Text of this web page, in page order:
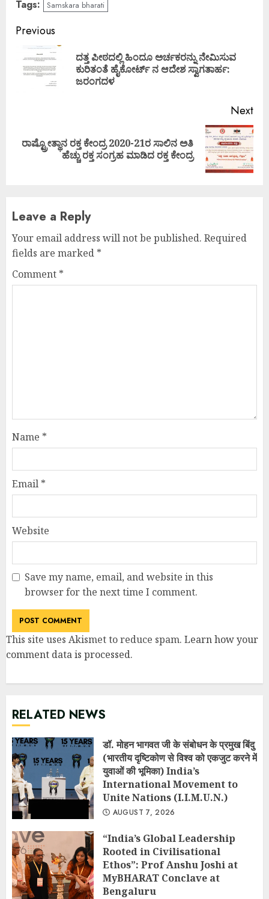
Tags: Samskara bharati
Continue
Reading
Previous
ದತ್ತ ಪೀಠದಲ್ಲಿ ಹಿಂದೂ ಅರ್ಚಕರನ್ನು ನೇಮಿಸುವ
ಕುರಿತಂತೆ ಹೈಕೋರ್ಟ್ ನ ಆದೇಶ ಸ್ವಾಗತಾರ್ಹ:
ಜರಂಗದಳ
Next
Next
ರಾಷ್ಟ್ರೋತ್ಥಾನ ರಕ್ತ ಕೇಂದ್ರ 2020-21ರ ಸಾಲಿನ ಅತಿ
ಹೆಚ್ಚು ರಕ್ತ ಸಂಗ್ರಹ ಮಾಡಿದ ರಕ್ತ ಕೇಂದ್ರ
Leave a Reply
Your email address will not be published. Required
fields are marked *
Comment *
Name *
Email *
Website
Save my name, email, and website in this
browser for the next time I comment.
This site uses Akismet to reduce spam. Learn how your
comment data is processed.
RELATED NEWS
डॉ. मोहन भागवत जी के संबोधन के प्रमुख बिंदु
(भारतीय दृष्टिकोण से विश्व को एकजुट करने में
युवाओं की भूमिका) India’s
International Movement to
Unite Nations (I.I.M.U.N.)
AUGUST 7, 2026
“India’s Global Leadership
Rooted in Civilisational
Ethos”: Prof Anshu Joshi at
MyBHARAT Conclave at
Bengaluru